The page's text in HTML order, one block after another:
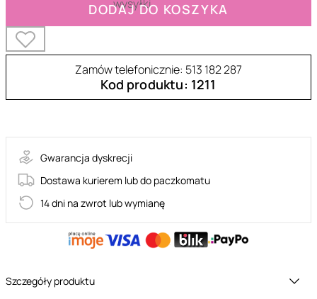
DODAJ DO KOSZYKA
Zamów telefonicznie: 513 182 287
Kod produktu: 1211
Gwarancja dyskrecji
Dostawa kurierem lub do paczkomatu
14 dni na zwrot lub wymianę
Szczegóły produktu